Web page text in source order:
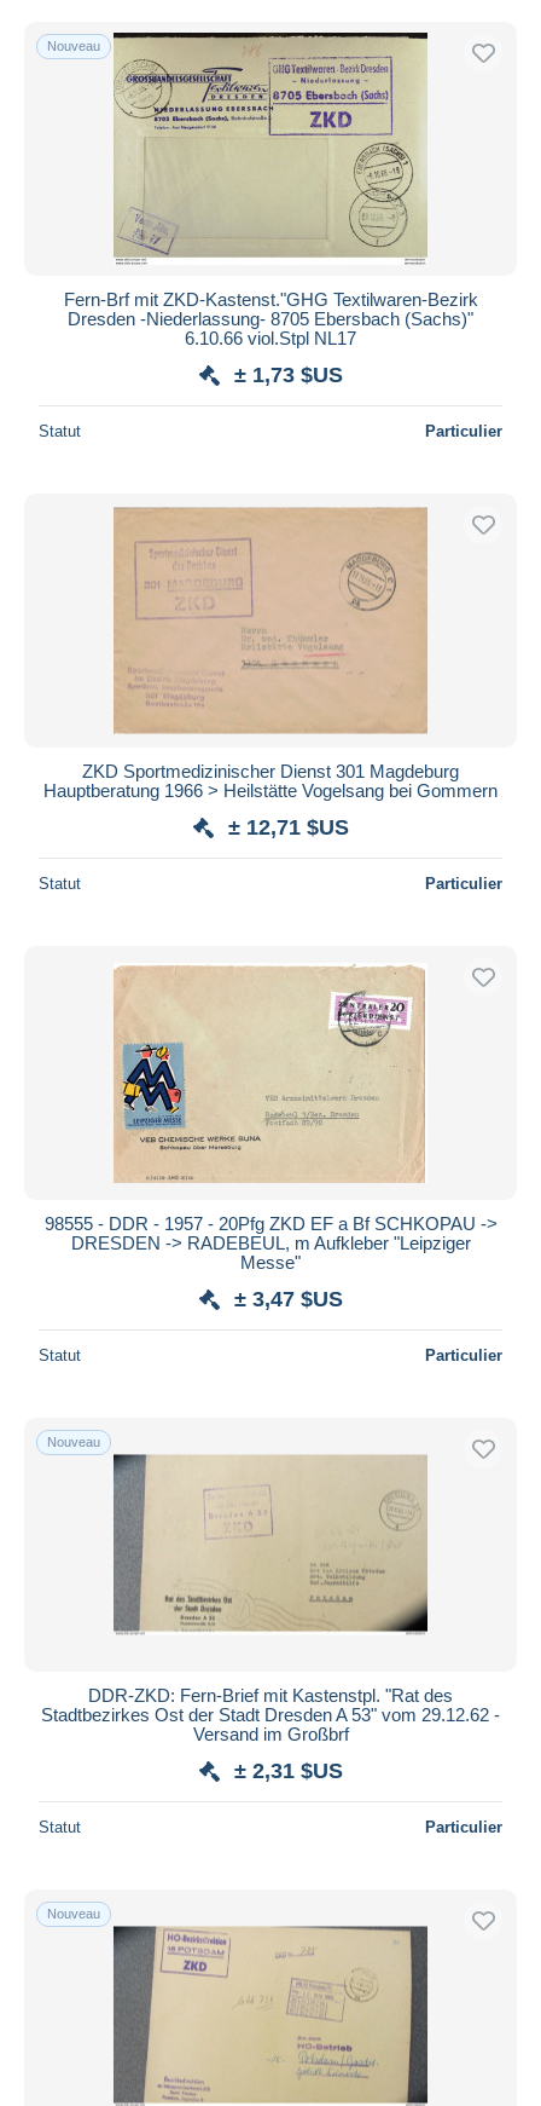
Nouveau
Fern-Brf mit ZKD-Kastenst."GHG Textilwaren-Bezirk
Dresden -Niederlassung- 8705 Ebersbach (Sachs)"
6.10.66 viol.Stpl NL17
± 1,73 $US
Statut Particulier
ZKD Sportmedizinischer Dienst 301 Magdeburg
Hauptberatung 1966 > Heilstätte Vogelsang bei Gommern
± 12,71 $US
Statut Particulier
98555 - DDR - 1957 - 20Pfg ZKD EF a Bf SCHKOPAU ->
DRESDEN -> RADEBEUL, m Aufkleber "Leipziger
Messe"
± 3,47 $US
Statut Particulier
Nouveau
DDR-ZKD: Fern-Brief mit Kastenstpl. "Rat des
Stadtbezirkes Ost der Stadt Dresden A 53" vom 29.12.62 -
Versand im Großbrf
± 2,31 $US
Statut Particulier
Nouveau